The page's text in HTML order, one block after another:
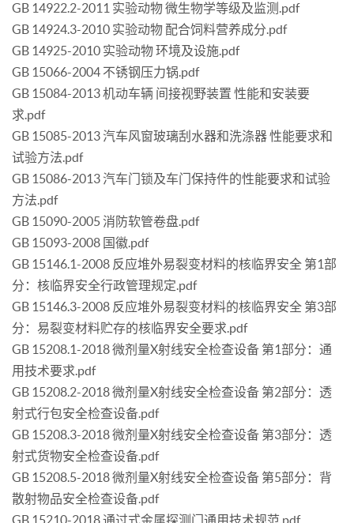
GB 14922.2-2011 实验动物 微生物学等级及监测.pdf
GB 14924.3-2010 实验动物 配合饲料营养成分.pdf
GB 14925-2010 实验动物 环境及设施.pdf
GB 15066-2004 不锈钢压力锅.pdf
GB 15084-2013 机动车辆 间接视野装置 性能和安装要
求.pdf
GB 15085-2013 汽车风窗玻璃刮水器和洗涤器 性能要求和
试验方法.pdf
GB 15086-2013 汽车门锁及车门保持件的性能要求和试验
方法.pdf
GB 15090-2005 消防软管卷盘.pdf
GB 15093-2008 国徽.pdf
GB 15146.1-2008 反应堆外易裂变材料的核临界安全 第1部
分：核临界安全行政管理规定.pdf
GB 15146.3-2008 反应堆外易裂变材料的核临界安全 第3部
分：易裂变材料贮存的核临界安全要求.pdf
GB 15208.1-2018 微剂量X射线安全检查设备 第1部分：通
用技术要求.pdf
GB 15208.2-2018 微剂量X射线安全检查设备 第2部分：透
射式行包安全检查设备.pdf
GB 15208.3-2018 微剂量X射线安全检查设备 第3部分：透
射式货物安全检查设备.pdf
GB 15208.5-2018 微剂量X射线安全检查设备 第5部分：背
散射物品安全检查设备.pdf
GB 15210-2018 通过式金属探测门通用技术规范.pdf